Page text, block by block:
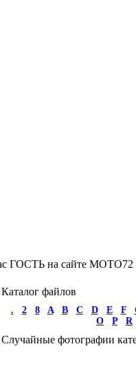
ГОСТЬ на сайте МОТО72
Каталог файлов
. 2 8 A B C D E F
O
P R
Случайные фотографии